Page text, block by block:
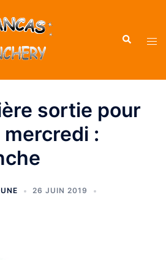
sortie pour
:
26 JUIN 2019